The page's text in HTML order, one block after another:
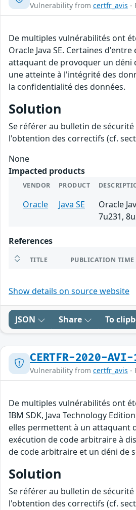
Vulnerability from certfr_avis -
De multiples vulnérabilités ont
Oracle Java SE. Certaines
attaquant de provoquer un déni
une atteinte à l'intégrité des
la confidentialité des données.
Solution
Se référer au bulletin de
l'obtention des correctifs (cf.
None
Impacted products
VENDOR PRODUCT
Oracle Java SE
Oracle
7u231,
References
TITLE PUBLICATION TIME
Show details on source website
JSON Share To
CERTFR-2020-AVI-
Vulnerability from certfr_avis -
De multiples vulnérabilités ont
IBM SDK, Java Technology
elles permettent à un attaquant
exécution de code arbitraire à
de code arbitraire et un déni de
Solution
Se référer au bulletin de
l'obtention des correctifs (cf.